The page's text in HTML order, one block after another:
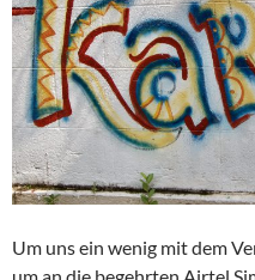
Um uns ein wenig mit dem